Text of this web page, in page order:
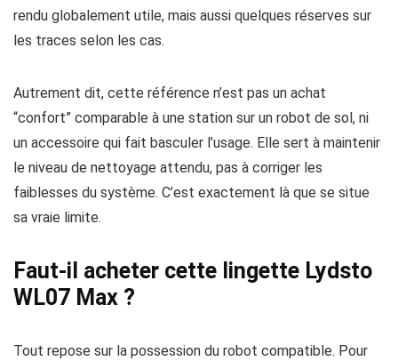
rendu globalement utile, mais aussi quelques réserves sur
les traces selon les cas.
Autrement dit, cette référence n’est pas un achat
“confort” comparable à une station sur un robot de sol, ni
un accessoire qui fait basculer l’usage. Elle sert à maintenir
le niveau de nettoyage attendu, pas à corriger les
faiblesses du système. C’est exactement là que se situe
sa vraie limite.
Faut-il acheter cette lingette Lydsto
WL07 Max ?
Tout repose sur la possession du robot compatible. Pour